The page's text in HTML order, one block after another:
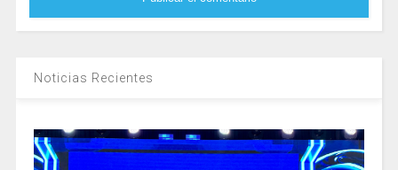
Noticias Recientes